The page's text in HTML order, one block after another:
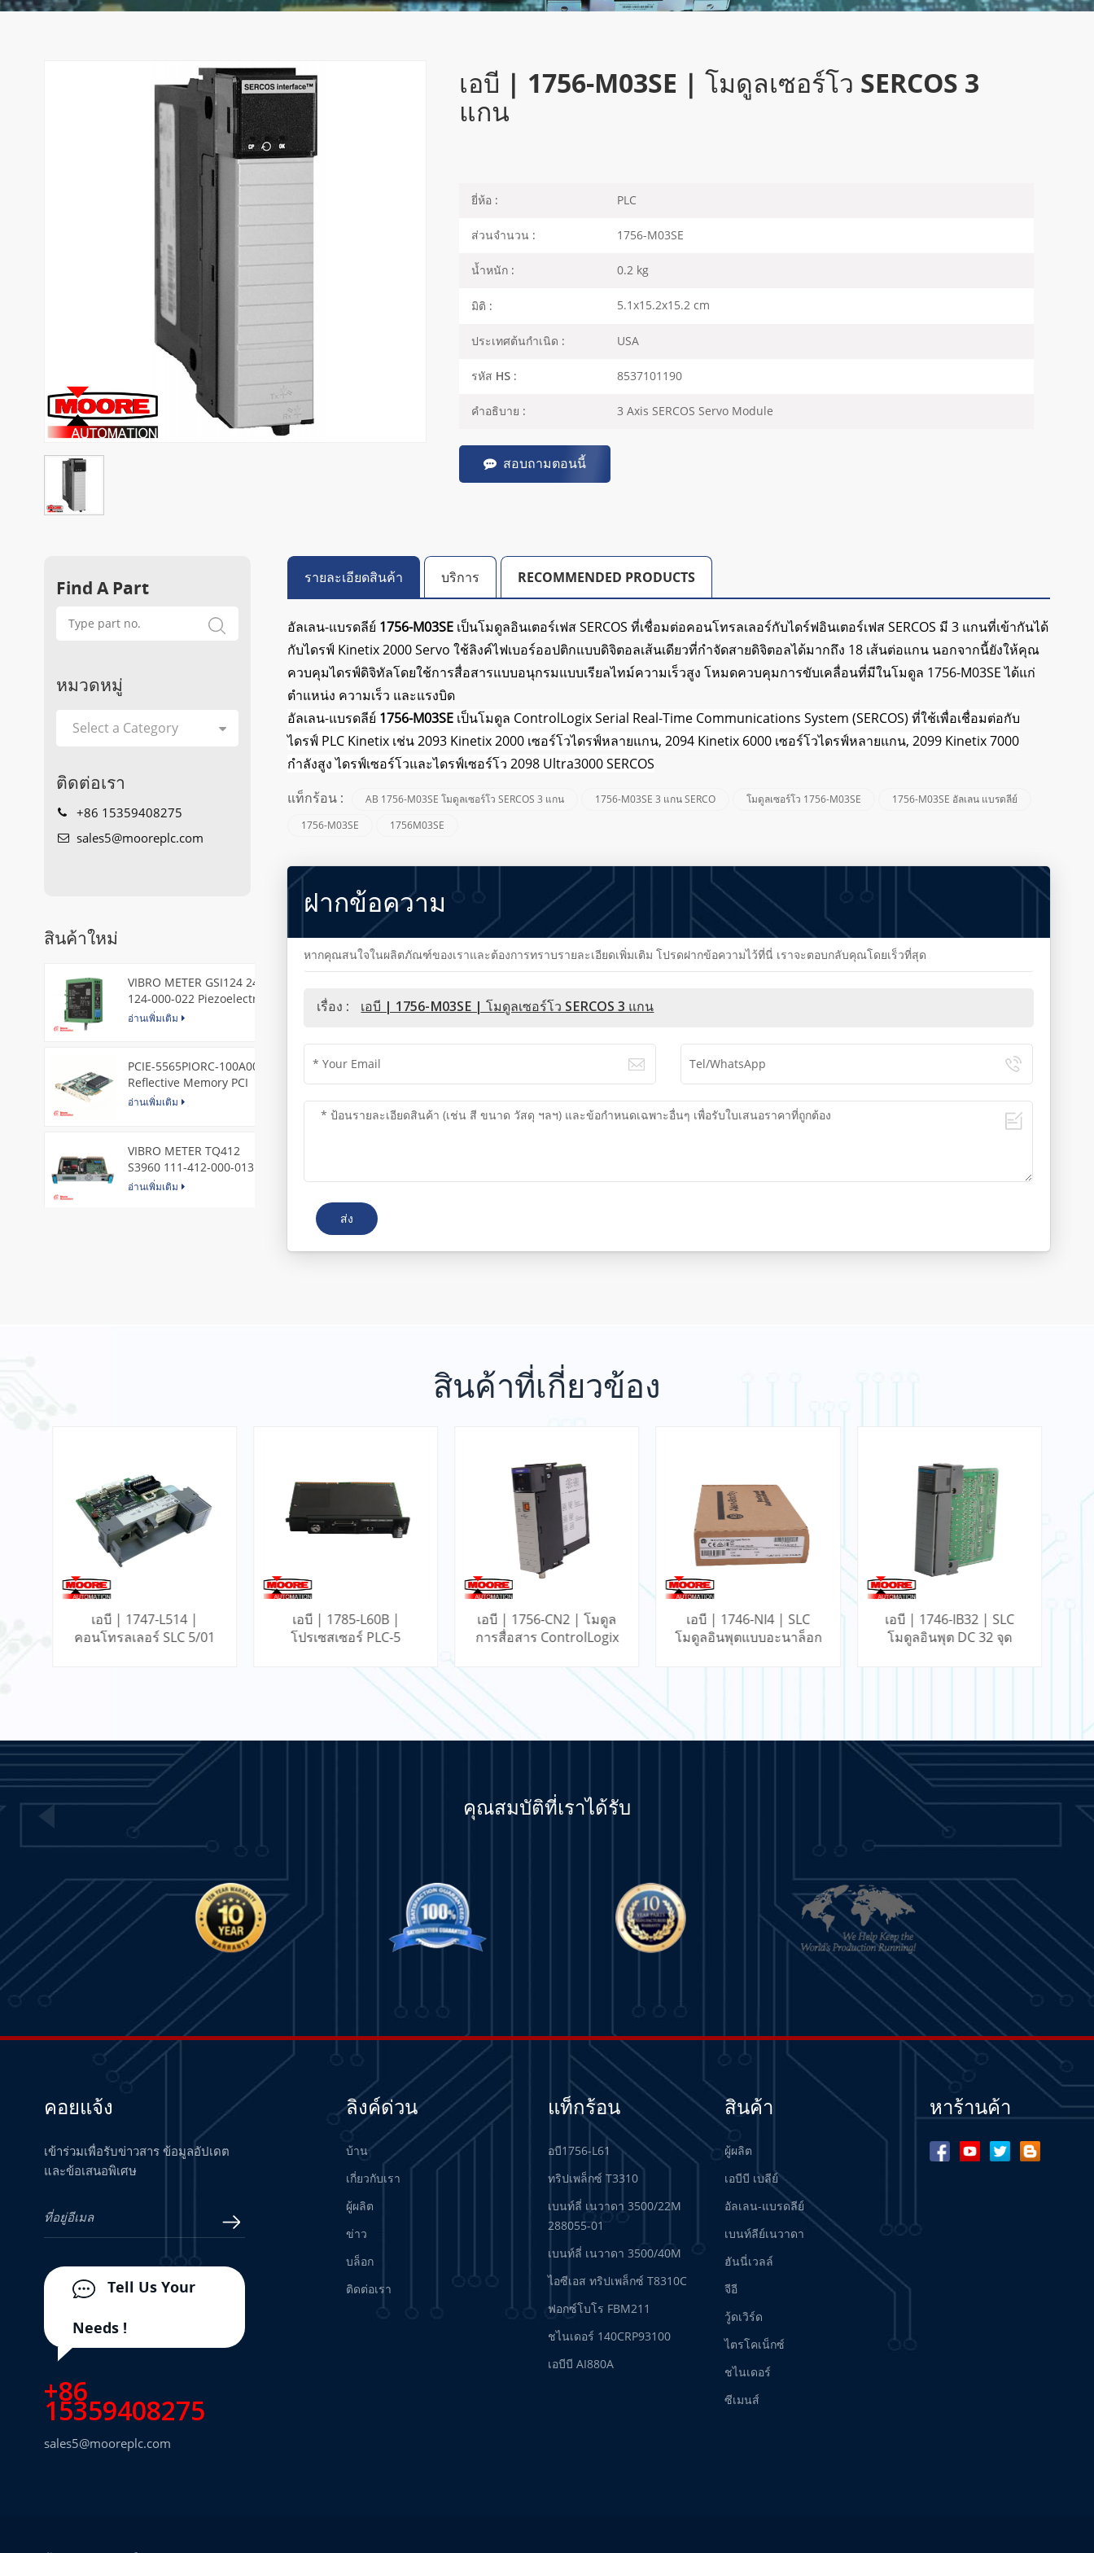
เอบี | 1756-M03SE | โมดูลเซอร์โว SERCOS 3
แกน
ยี่ห้อ : PLC
ส่วนจำนวน : 1756-M03SE
น้ำหนัก : 0.2 kg
มิติ : 5.1x15.2x15.2 cm
ประเทศต้นกำเนิด : USA
รหัส HS : 8537101190
คำอธิบาย : 3 Axis SERCOS Servo Module
สอบถามตอนนี้
รายละเอียดสินค้า บริการ RECOMMENDED PRODUCTS
อัลเลน-แบรดลีย์ 1756-M03SE เป็นโมดูลอินเตอร์เฟส SERCOS ที่เชื่อมต่อคอนโทรลเลอร์กับไดร์ฟอินเตอร์เฟส SERCOS มี 3 แกนที่เข้ากันได้
กับไดรฟ์ Kinetix 2000 Servo ใช้ลิงค์ไฟเบอร์ออปติกแบบดิจิตอลเส้นเดียวที่กำจัดสายดิจิตอลได้มากถึง 18 เส้นต่อแกน นอกจากนี้ยังให้คุณ
ควบคุมไดรฟ์ดิจิทัลโดยใช้การสื่อสารแบบอนุกรมแบบเรียลไทม์ความเร็วสูง โหมดควบคุมการขับเคลื่อนที่มีในโมดูล 1756-M03SE ได้แก่
ตำแหน่ง ความเร็ว และแรงบิด
อัลเลน-แบรดลีย์ 1756-M03SE เป็นโมดูล ControlLogix Serial Real-Time Communications System (SERCOS) ที่ใช้เพื่อเชื่อมต่อกับ
ไดรฟ์ PLC Kinetix เช่น 2093 Kinetix 2000 เซอร์โวไดรฟ์หลายแกน, 2094 Kinetix 6000 เซอร์โวไดรฟ์หลายแกน, 2099 Kinetix 7000
กำลังสูง ไดรฟ์เซอร์โวและไดรฟ์เซอร์โว 2098 Ultra3000 SERCOS
แท็กร้อน : AB 1756-M03SE โมดูลเซอร์โว SERCOS 3 แกน 1756-M03SE 3 แกน SERCO โมดูลเซอร์โว 1756-M03SE
1756-M03SE อัลเลน แบรดลีย์
1756-M03SE
1756M03SE
ฝากข้อความ
หากคุณสนใจในผลิตภัณฑ์ของเราและต้องการทราบรายละเอียดเพิ่มเติม โปรดฝากข้อความไว้ที่นี่ เราจะตอบกลับคุณโดยเร็วที่สุด
เรื่อง : เอบี | 1756-M03SE | โมดูลเซอร์โว SERCOS 3 แกน
ส่ง
Find A Part
หมวดหมู่
ติดต่อเรา
+86 15359408275
sales5@mooreplc.com
สินค้าใหม่
VIBRO METER GSI124 244-
124-000-022 Piezoelectric
Pressure Transducer
อ่านเพิ่มเติม
PCIE-5565PIORC-100A00
Reflective Memory PCI
Express Node Card /GE
อ่านเพิ่มเติม
VIBRO METER TQ412
S3960 111-412-000-013
Reverse Mount
อ่านเพิ่มเติม
6ES7953-8LF11-0AA0
Siemens Memory Card
อ่านเพิ่มเติม
31000-00-00-15-050-02-02
Proximity Probe Housing
Assembly / Bently Nevada
อ่านเพิ่มเติม
1503VC-BMC5-MC1
IntelliVAC Control Module
VIBRO METER TQ402 111-
402-000-013 S3960 A1-B1-
C042-D000-E010-F0-G000-
Measurement System
21000-28-05-15-027-01-02
Proximity Probe Housing
Assembly / Bently Nevada
อ่านเพิ่มเติม
ACS355-03E-05A6-4 ABB
VIBRO METER TQ403 111-
403-000-012 Proximity
Proximity Probe Housing
Assembly / Bently Nevada
อ่านเพิ่มเติม
H7506 Hima Bus Terminal
อ่านเพิ่มเติม
VIBRO METER TQ402 111-
E010-F0-G000-H05
อ่านเพิ่มเติม
สินค้าที่เกี่ยวข้อง
เอบี | 1785-L60B |
โปรเซสเซอร์ PLC-5
เรียนรู้เพิ่มเติม
เอบี | 1756-CN2 | โมดูล
การสื่อสาร ControlLogix
เอบี | 1746-NI4 | SLC
โมดูลอินพุตแบบอะนาล็อก
เรียนรู้เพิ่มเติม
เอบี | 1746-IB32 | SLC
โมดูลอินพุต DC 32 จุด
เอบี | 1756-BA1 |
แบตเตอรี่ ControlLogix
เรียนรู้เพิ่มเติม
คุณสมบัติที่เราได้รับ
คอยแจ้ง
เข้าร่วมเพื่อรับข่าวสาร ข้อมูลอัปเดต
และข้อเสนอพิเศษ
Tell Us Your
Needs !
+86
15359408275
sales5@mooreplc.com
ลิงค์ด่วน
บ้าน
เกี่ยวกับเรา
ผู้ผลิต
ข่าว
บล็อก
ติดต่อเรา
แท็กร้อน
อบี1756-L61
ทริปเพล็กซ์ T3310
เบนท์ลี่ เนวาดา 3500/22M
288055-01
เบนท์ลี่ เนวาดา 3500/40M
ไอซีเอส ทริปเพล็กซ์ T8310C
ฟอกซ์โบโร FBM211
ชไนเดอร์ 140CRP93100
เอบีบี AI880A
สินค้า
ผู้ผลิต
เอบีบี เบลีย์
อัลเลน-แบรดลีย์
เบนท์ลีย์เนวาดา
ฮันนี่เวลล์
จีอี
วู้ดเวิร์ด
ไตรโคเน็กซ์
ชไนเดอร์
ซีเมนส์
หาร้านค้า